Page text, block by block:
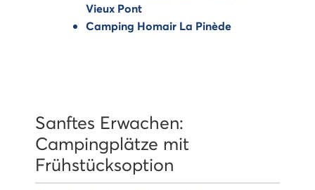
Vieux Pont
Camping Homair La Pinède
Sanftes Erwachen:
Campingplätze mit
Frühstücksoption